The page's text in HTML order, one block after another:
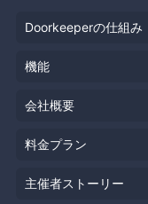
Doorkeeperの仕組み
機能
会社概要
料金プラン
主催者ストーリー